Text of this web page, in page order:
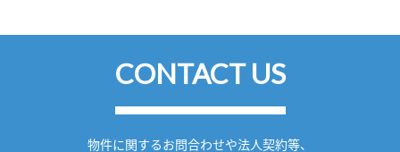
CONTACT US
物件に関するお問合わせや法人契約等、